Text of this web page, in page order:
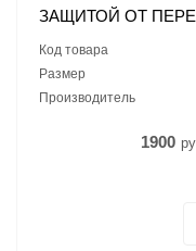
ЗАЩИТОЙ ОТ
Код товара
Размер
Производитель
1900